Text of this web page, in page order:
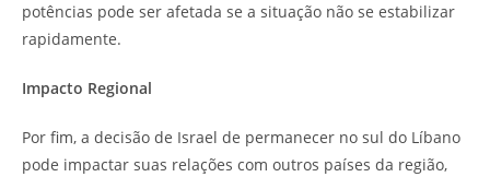
potências pode ser afetada se a situação não se estabilizar
rapidamente.
Impacto Regional
Por fim, a decisão de Israel de permanecer no sul do Líbano
pode impactar suas relações com outros países da região,